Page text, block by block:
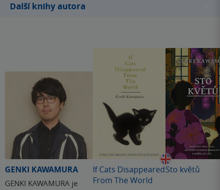
Další knihy autora
GENKI KAWAMURA
GENKI KAWAMURA je
If Cats Disappeared
From The World
Sto květů